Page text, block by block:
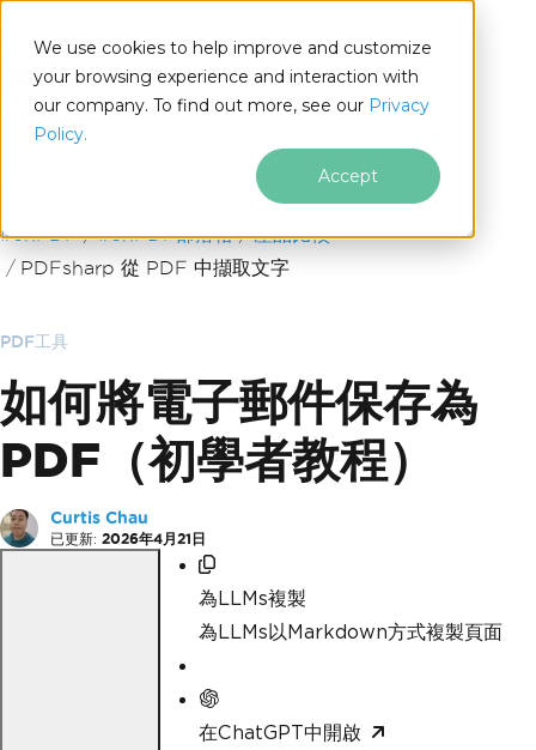
We use cookies to help improve and customize
your browsing experience and interaction with
our company. To find out more, see our Privacy
Policy.
Accept
.NET
跳至頁尾內容
IronPDF IronPDF部落格
產品比較
PDFsharp 從 PDF 中擷取文字
PDF工具
如何將電子郵件保存為
PDF（初學者教程）
Curtis Chau
已更新: 2026年4月21日
為LLMs複製
為LLMs以Markdown方式複製頁面
在ChatGPT中開啟